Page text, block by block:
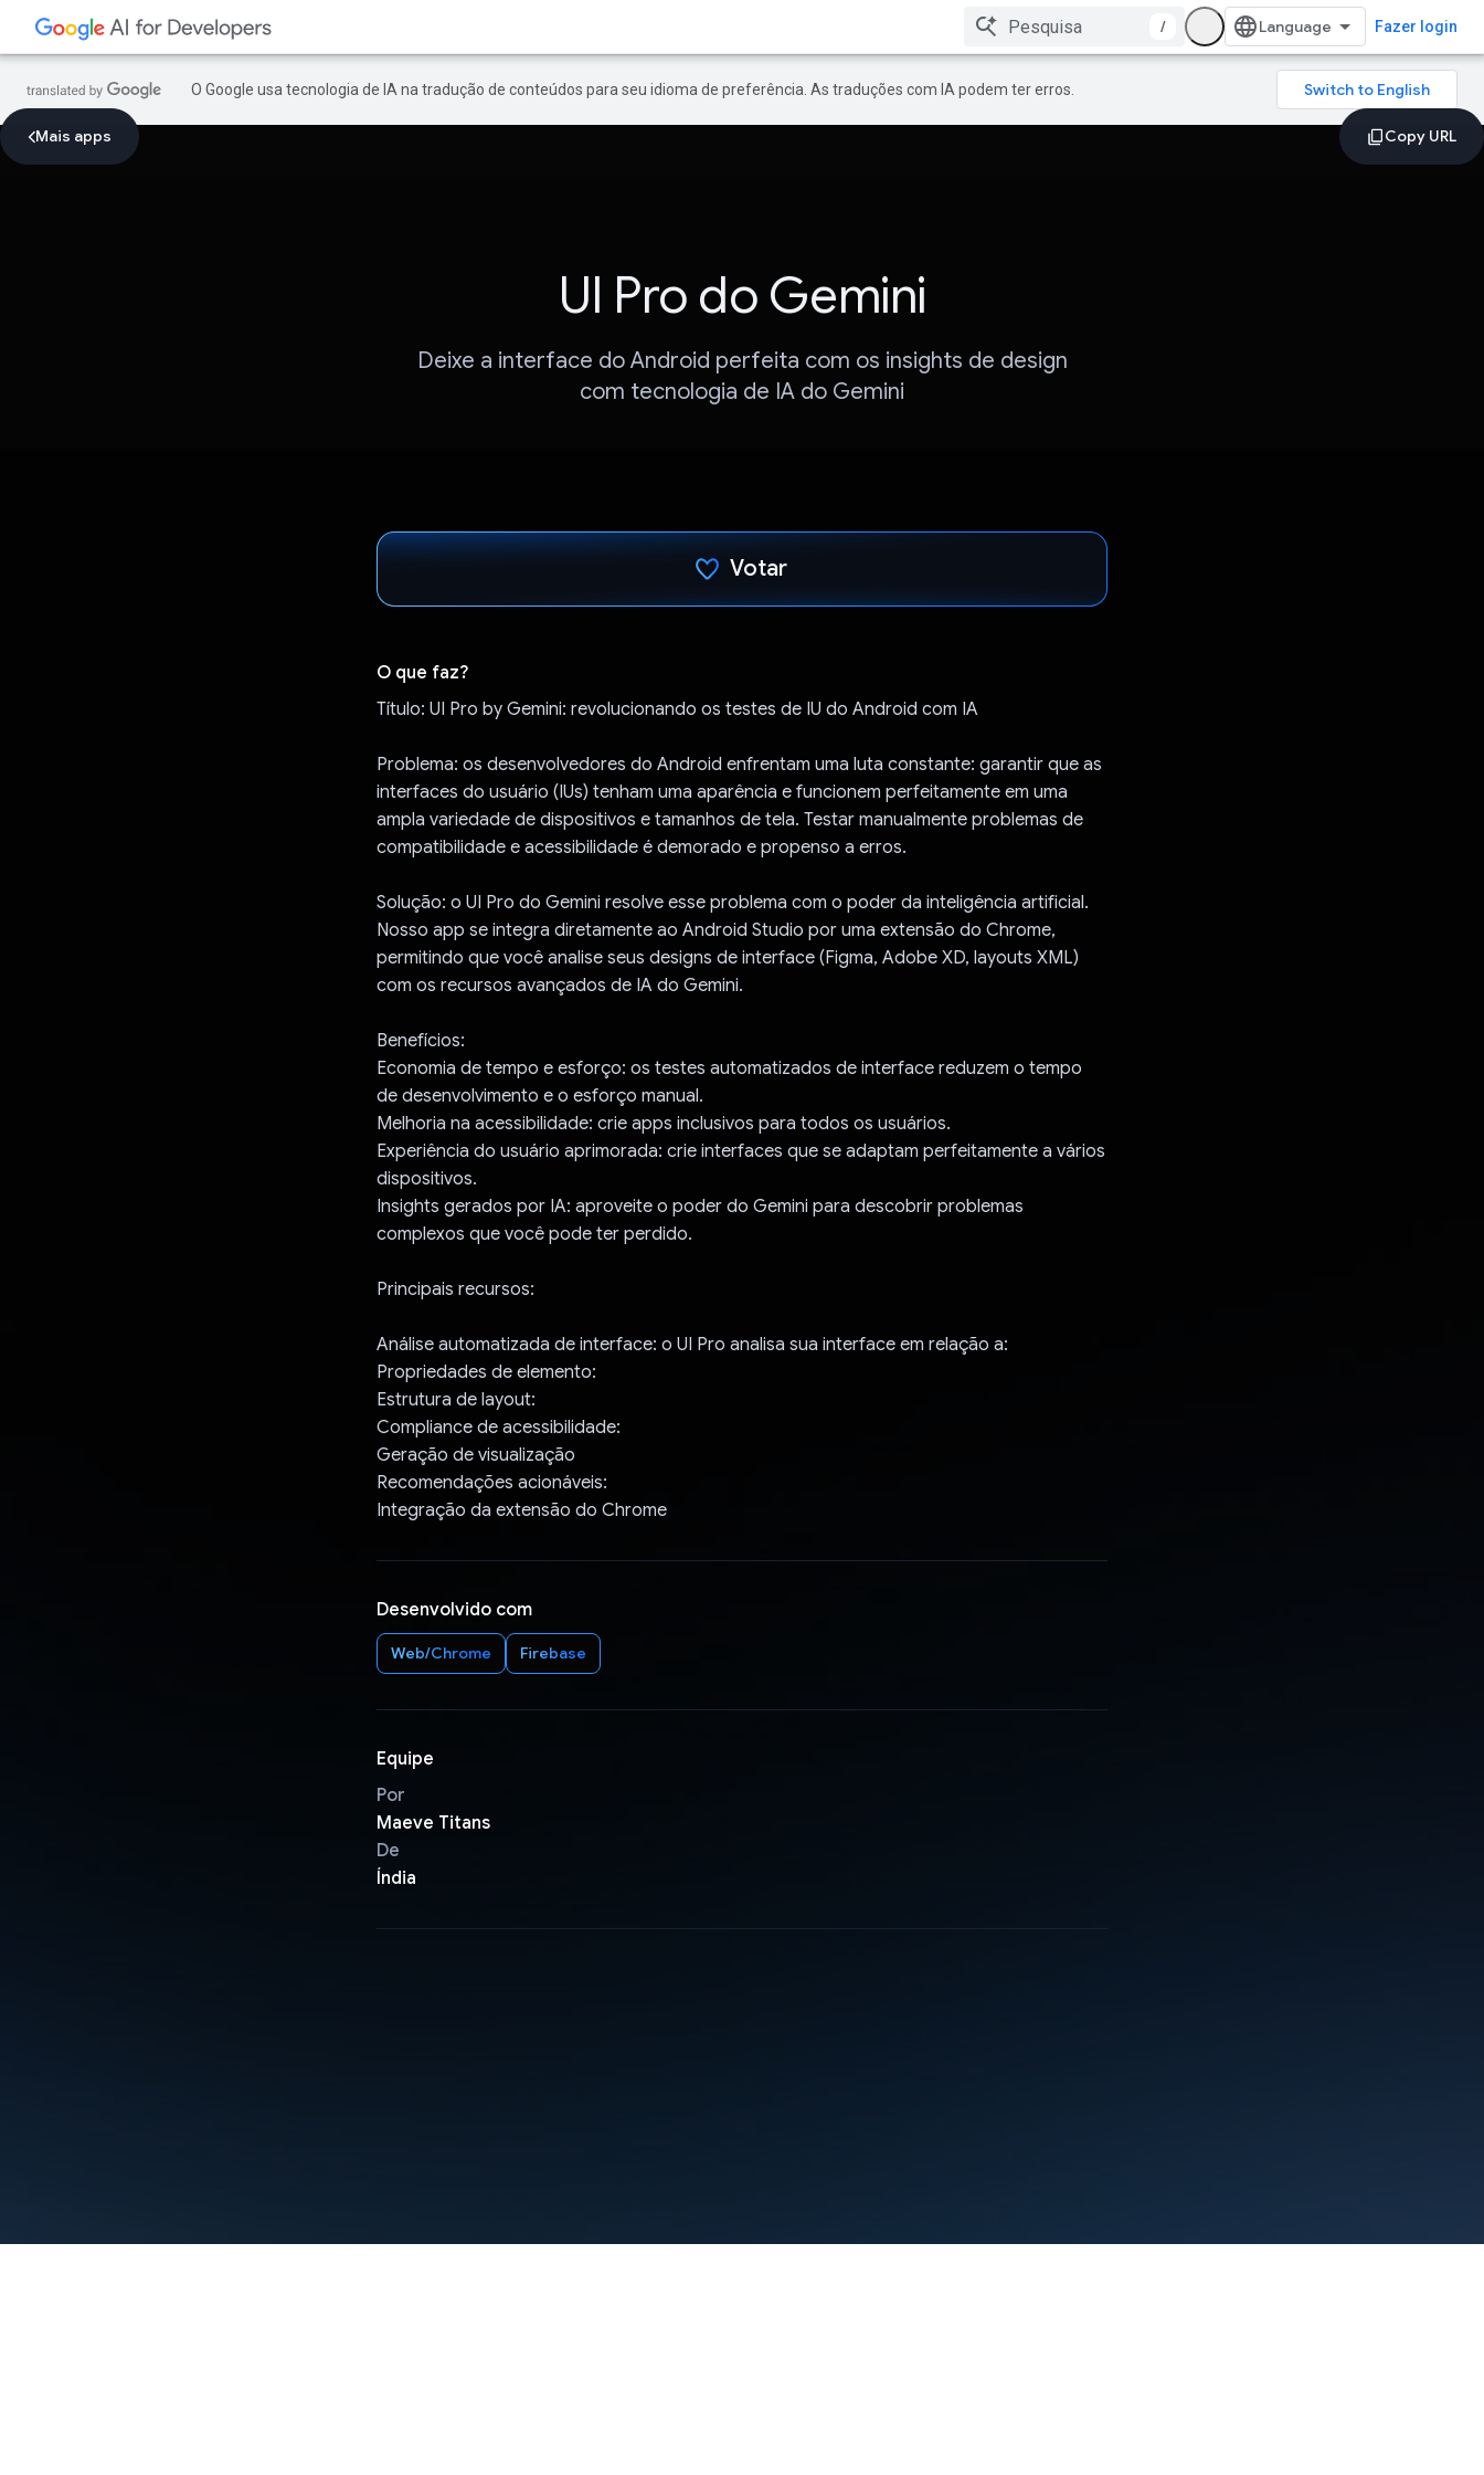
/ Fazer login
O Google usa tecnologia de IA na tradução de conteúdos para seu idioma de preferência. As traduções com IA podem ter erros.
Mais apps
UI Pro do Gemini
Deixe a interface do Android perfeita com os insights de design
com tecnologia de IA do Gemini
Votar
O que faz?
Título: UI Pro by Gemini: revolucionando os testes de IU do Android com IA
Problema: os desenvolvedores do Android enfrentam uma luta constante: garantir que as
interfaces do usuário (IUs) tenham uma aparência e funcionem perfeitamente em uma
ampla variedade de dispositivos e tamanhos de tela. Testar manualmente problemas de
compatibilidade e acessibilidade é demorado e propenso a erros.
Solução: o UI Pro do Gemini resolve esse problema com o poder da inteligência artificial.
Nosso app se integra diretamente ao Android Studio por uma extensão do Chrome,
permitindo que você analise seus designs de interface (Figma, Adobe XD, layouts XML)
com os recursos avançados de IA do Gemini.
Benefícios:
Economia de tempo e esforço: os testes automatizados de interface reduzem o tempo
de desenvolvimento e o esforço manual.
Melhoria na acessibilidade: crie apps inclusivos para todos os usuários.
Experiência do usuário aprimorada: crie interfaces que se adaptam perfeitamente a vários
dispositivos.
Insights gerados por IA: aproveite o poder do Gemini para descobrir problemas
complexos que você pode ter perdido.
Principais recursos:
Análise automatizada de interface: o UI Pro analisa sua interface em relação a:
Propriedades de elemento:
Estrutura de layout:
Compliance de acessibilidade:
Geração de visualização
Recomendações acionáveis:
Integração da extensão do Chrome
Desenvolvido com
Web/Chrome Firebase
Equipe
Por
Maeve Titans
De
Índia